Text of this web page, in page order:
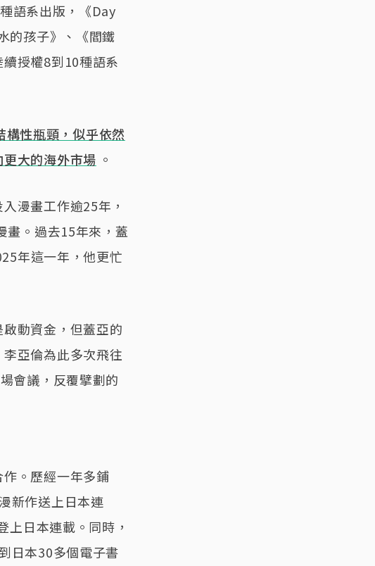
語系出版，《Day
的孩子》、《閻鐵
授權8到10種語系
構性瓶頸，似乎依然
大的海外市場 。
漫畫工作逾25年，
畫。過去15年來，蓋
年這一年，他更忙
動資金，但蓋亞的
亞倫為此多次飛往
會議，反覆擘劃的
。歷經一年多鋪
新作送上日本連
上日本連載。同時，
日本30多個電子書